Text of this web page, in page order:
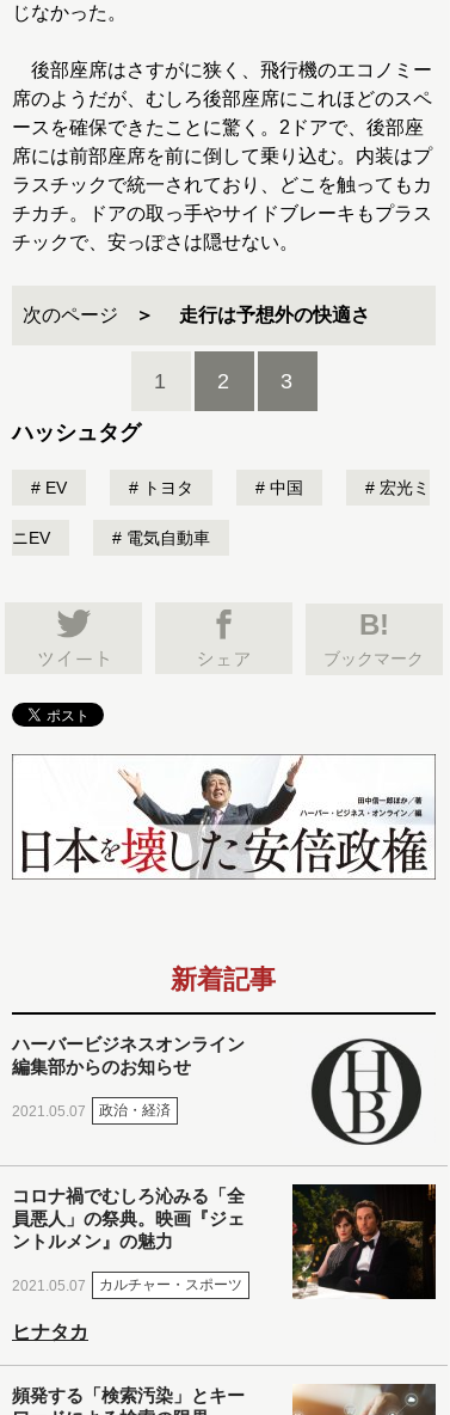
じなかった。
後部座席はさすがに狭く、飛行機のエコノミー
席のようだが、むしろ後部座席にこれほどのスペ
ースを確保できたことに驚く。2ドアで、後部座
席には前部座席を前に倒して乗り込む。内装はプ
ラスチックで統一されており、どこを触ってもカ
チカチ。ドアの取っ手やサイドブレーキもプラス
チックで、安っぽさは隠せない。
次のページ 走行は予想外の快適さ
1 2 3
ハッシュタグ
EV トヨタ 中国 宏光ミ
ニEV 電気自動車
B!
ブックマーク
新着記事
ハーバービジネスオンライン
編集部からのお知らせ
2021.05.07 政治・経済
コロナ禍でむしろ沁みる「全
員悪人」の祭典。映画『ジェ
ントルメン』の魅力
2021.05.07 カルチャー・スポーツ
ヒナタカ
頻発する「検索汚染」とキー